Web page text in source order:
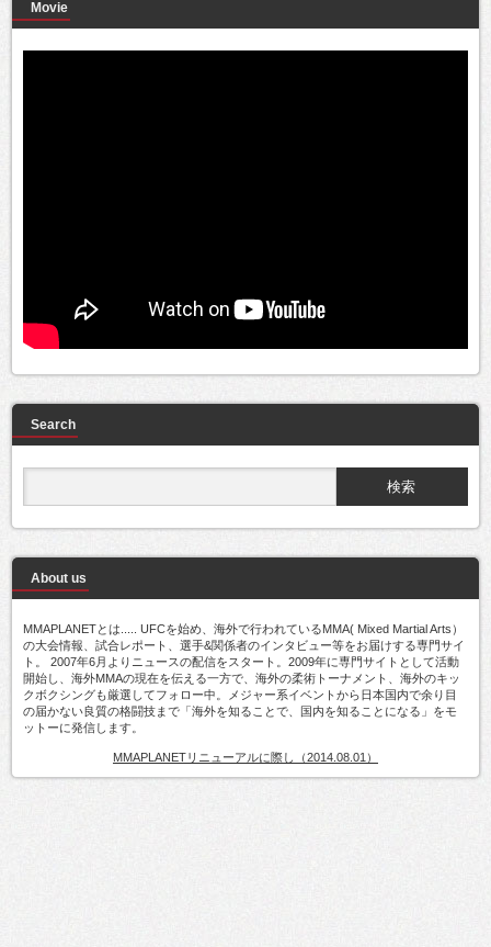
Movie
Search
About us
MMAPLANETとは..... UFCを始め、海外で行われているMMA( Mixed Martial Arts）
の大会情報、試合レポート、選手&関係者のインタビュー等をお届けする専門サイ
ト。 2007年6月よりニュースの配信をスタート。2009年に専門サイトとして活動
開始し、海外MMAの現在を伝える一方で、海外の柔術トーナメント、海外のキッ
クボクシングも厳選してフォロー中。メジャー系イベントから日本国内で余り目
の届かない良質の格闘技まで「海外を知ることで、国内を知ることになる」をモ
ットーに発信します。
MMAPLANETリニューアルに際し（2014.08.01）